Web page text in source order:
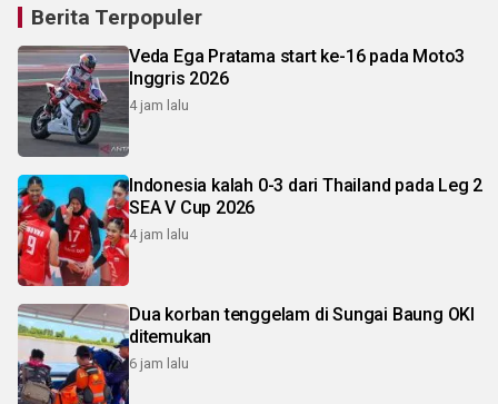
Berita Terpopuler
Veda Ega Pratama start ke-16 pada Moto3
Inggris 2026
4 jam lalu
Indonesia kalah 0-3 dari Thailand pada Leg 2
SEA V Cup 2026
4 jam lalu
Dua korban tenggelam di Sungai Baung OKI
ditemukan
6 jam lalu